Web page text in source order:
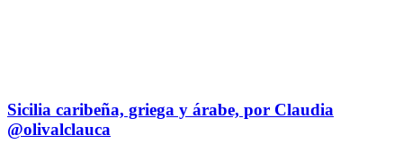
Sicilia caribeña, griega y árabe, por Claudia
@olivalclauca